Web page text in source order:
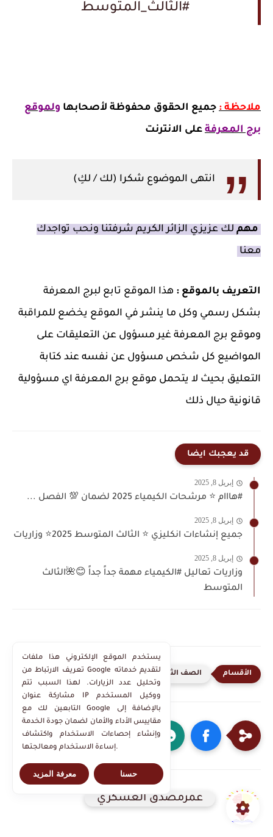
#الثالث_المتوسط
ملاحظة : جميع الحقوق محفوظة لأصحابها ولموقع
برج المعرفة على الانترنت
انتهى الموضوع شكرا (لك / لكِ)
مهم لك عزيزي الزائر الكريم شرفتنا ونحب تواجدك
معنا
التعريف بالموقع : هذا الموقع تابع لبرج المعرفة
بشكل رسمي وكل ما ينشر في الموقع يخضع للمراقبة
وموقع برج المعرفة غير مسؤول عن التعليقات على
المواضيع كل شخص مسؤول عن نفسه عند كتابة
التعليق بحيث لا يتحمل موقع برج المعرفة اي مسؤولية
قانونية حيال ذلك
قد يعجبك ايضا
إبريل 8, 2025
#هااام ⭐️ مرشحات الكيمياء 2025 لضمان 💯 الفصل ...
إبريل 8, 2025
جميع إنشاءات انكليزي ⭐️ الثالث المتوسط 2025⭐️ وزاريات
إبريل 8, 2025
وزاريات تعاليل #الكيمياء مهمة جداً جداً 😊🌺الثالث
المتوسط
الصف الثالث متوسط
عمرمصدق العسكري
يستخدم الموقع الإلكتروني هذا ملفات
تعريف الارتباط من Google لتقديم خدماته
وتحليل عدد الزيارات. لهذا السبب تتم
مشاركة عنوان IP ووكيل المستخدم
التابعين لك مع Google بالإضافة إلى
مقاييس الأداء والأمان لضمان جودة الخدمة
وإنشاء إحصاءات الاستخدام واكتشاف
إساءة الاستخدام ومعالجتها.
معرفة المزيد حسنا